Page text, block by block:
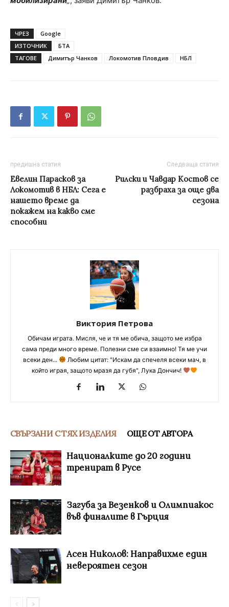
ЧРЕЗ
Google
ИЗТОЧНИК
БТА
ТАГОВЕ
Димитър Чанков Локомотив Пловдив НБЛ
предишна статия
Евелин Парасков за
Локомотив в НБЛ: Сега е
нашето време да
покажем на какво сме
способни
Следваща статия
Рилски и Чавдар Костов се
разбраха за още два
сезона
Виктория Петрова
Обичам играта. Мисля, че и тя ме обича, защото ме избра
сама преди много време. Полезни сме си взаимно! Тя ме учи
всеки ден...
Любим цитат: "Искам да спечеля всеки мач, в
който играя, защото мразя да губя", Лука Дончич!
СВЪРЗАНИ С ТЯХ ИЗДЕЛИЯ ОЩЕ ОТ АВТОРА
Националките до 20 години
тренират в Русе
Загуба за Везенков и Олимпиакос
във финалите в Гърция
Асен Николов: Направихме един
невероятен сезон